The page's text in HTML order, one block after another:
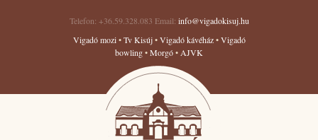
Telefon: +36.59.328.083 Email: info@vigadokisuj.hu
Vigadó mozi•Tv Kisúj•Vigadó kávéház•Vigadó
bowling•Morgó• AJVK